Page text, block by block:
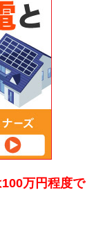
万円程度で